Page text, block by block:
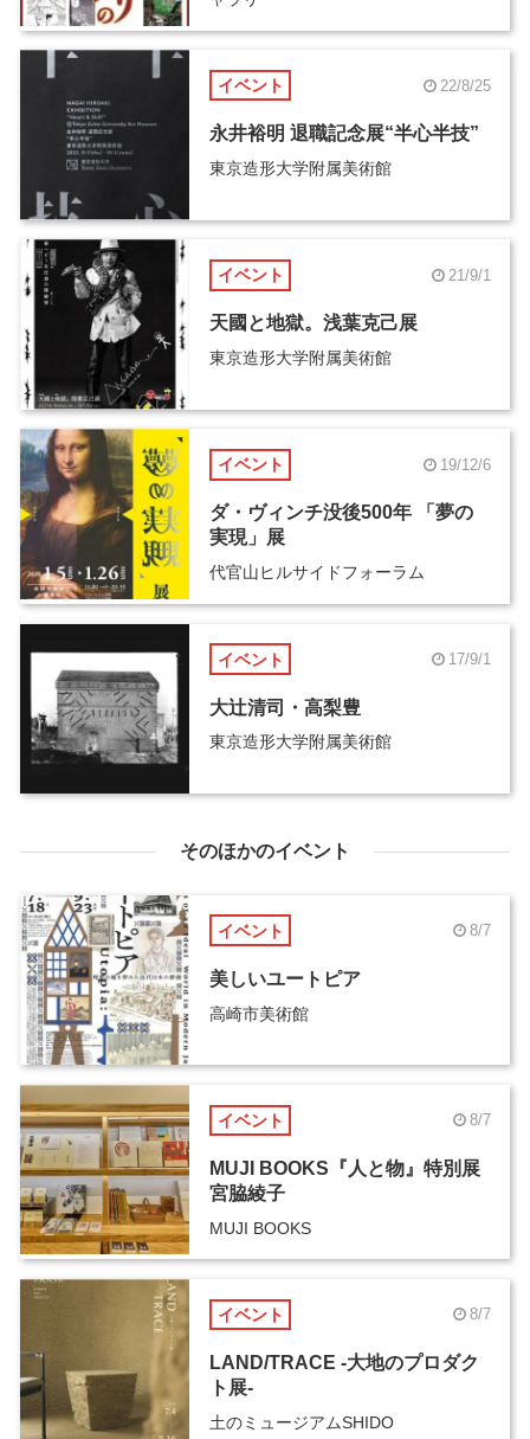
イベント 22/8/25
永井裕明 退職記念展“半心半技”
東京造形大学附属美術館
イベント 21/9/1
天國と地獄。浅葉克己展
東京造形大学附属美術館
イベント 19/12/6
ダ・ヴィンチ没後500年 「夢の
実現」展
代官山ヒルサイドフォーラム
イベント 17/9/1
大辻清司・高梨豊
東京造形大学附属美術館
そのほかのイベント
イベント 8/7
美しいユートピア
高崎市美術館
イベント 8/7
MUJI BOOKS『人と物』特別展
宮脇綾子
MUJI BOOKS
イベント 8/7
LAND/TRACE -大地のプロダク
ト展-
土のミュージアムSHIDO